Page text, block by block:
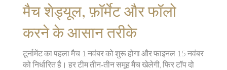
मैच शेड्यूल, फ़ॉर्मेट और फॉलो
करने के आसान तरीके
टूर्नामेंट का पहला मैच 1 नवंबर को शुरू होगा और फाइनल 15 नवंबर
को निर्धारित है। हर टीम तीन‑तीन समूह मैच खेलेगी, फिर टॉप दो